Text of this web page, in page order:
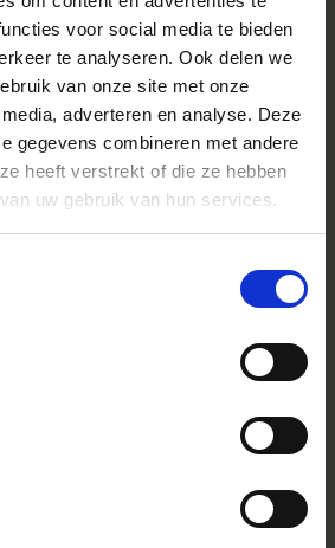
voor social media te bieden
te analyseren. Ook delen we
van onze site met onze
adverteren en analyse. Deze
gegevens combineren met andere
heeft verstrekt of die ze hebben
uw gebruik van hun services.
* All figures calculated by L-Mount.
registered Trademark of Leica
Camera AG. About Product Name:
Product name includes "DG" when
ultimate in performance on
cameras with full-frame sensors,
and "DN" when the lens design is
with the short flange focal length.